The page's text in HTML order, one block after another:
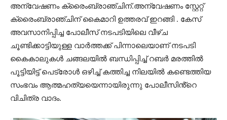
അന്വേഷണം ക്രൈംബ്രാഞ്ചിന്.അന്വേഷണം സ്റ്റേറ്റ്
ക്രൈംബ്രാഞ്ചിന് കൈമാറി ഉത്തരവ് ഇറങ്ങി . കേസ്
അവസാനിപ്പിച്ച പോലീസ് നടപടിയിലെ വീഴ്ച
ചൂണ്ടിക്കാട്ടിയുള്ള വാർത്തക്ക് പിന്നാലെയാണ് നടപടി
കൈകാലുകൾ ചങ്ങലയിൽ ബന്ധിപ്പിച്ച് റബർ മരത്തിൽ
പൂട്ടിയിട്ട് പെട്രോൾ ഒഴിച്ച് കത്തിച്ച നിലയിൽ കണ്ടെത്തിയ
സംഭവം ആത്മഹത്യയെന്നായിരുന്നു പോലീസിൻ്റെ
വിചിത്ര വാദം.